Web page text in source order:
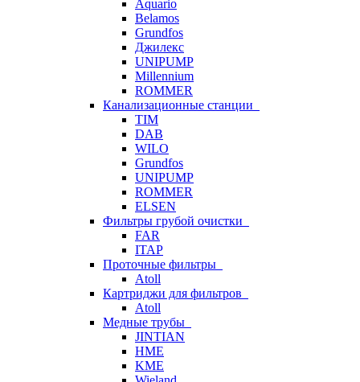
Aquario
Belamos
Grundfos
Джилекс
UNIPUMP
Millennium
ROMMER
Канализационные станции
TIM
DAB
WILO
Grundfos
UNIPUMP
ROMMER
ELSEN
Фильтры грубой очистки
FAR
ITAP
Проточные фильтры
Atoll
Картриджи для фильтров
Atoll
Медные трубы
JINTIAN
HME
KME